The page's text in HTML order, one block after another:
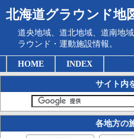
北海道グラウンド地
道央地域、道北地域、道南地
ラウンド・運動施設情報。
HOME INDEX
サイト内
各地方の